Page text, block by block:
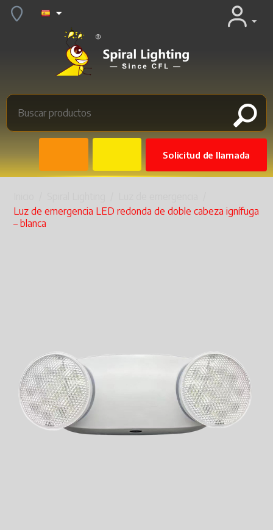
Solicitud de llamada
Luz de emergencia LED redonda de doble cabeza ignífuga
– blanca